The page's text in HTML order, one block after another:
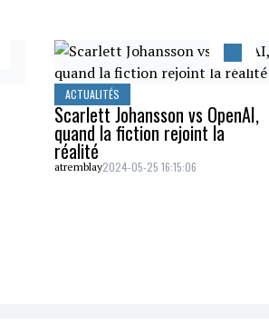
ACTUALITÉS
Scarlett Johansson vs OpenAI,
quand la fiction rejoint la
réalité
atremblay2024-05-25 16:15:06